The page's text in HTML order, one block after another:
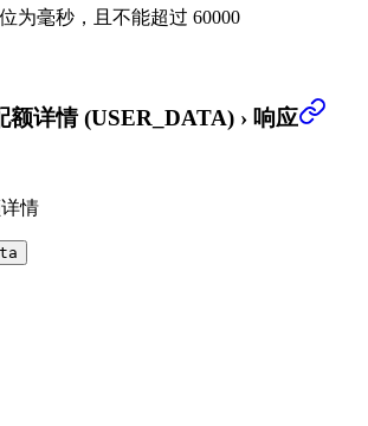
为毫秒，且不能超过 60000
额详情 (USER_DATA) › 响应
情